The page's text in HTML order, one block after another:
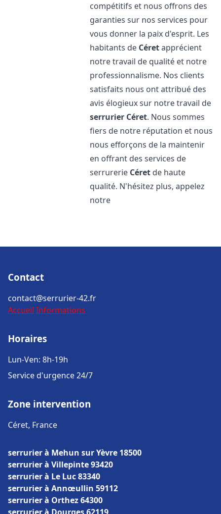
compétitifs et nous offrons des
garanties sur nos services pour
vous donner la paix d'esprit. Les
habitants de Céretapprécient
notre travail de qualité et notre
professionnalisme. Nos clients
satisfaits nous ont attribué des
avis élogieux sur notre travail de
serrurier Céret. Nous sommes
fiers de notre réputation et nous
nous efforçons de la maintenir
en offrant des services de
serrurerie Céret de haute
qualité. N'hésitez plus, appelez
notre
Contact
contact@serrurier-42.fr
Accueil Informations
Horaires
Lun-Ven: 8h-19h
Service d'urgence 24/7
Zone intervention
Céret, France
serrurier à Mehun sur Yèvre 18500
serrurier à Villepinte 93420
serrurier à Le Luc 83340
serrurier à Annœullin 59112
serrurier à Orthez 64300